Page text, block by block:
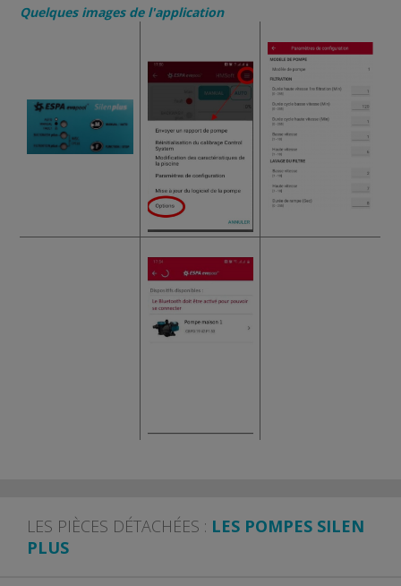
Quelques images de l'application
LES PIÈCES DÉTACHÉES : LES POMPES SILEN
PLUS